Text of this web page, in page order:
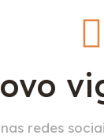
redes